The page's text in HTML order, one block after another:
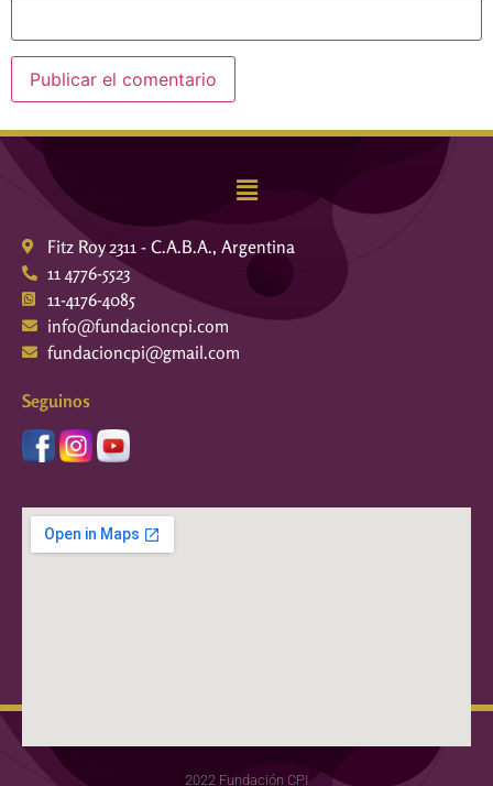
Fitz Roy 2311 - C.A.B.A., Argentina
11 4776-5523
11-4176-4085
info@fundacioncpi.com
fundacioncpi@gmail.com
Seguinos
2022 Fundación CPI